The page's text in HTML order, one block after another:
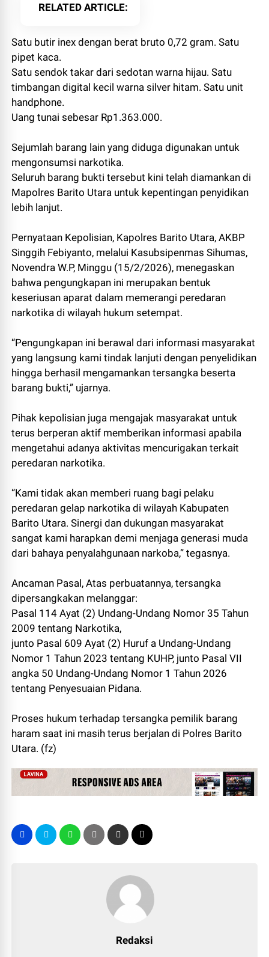
RELATED ARTICLE
Satu butir inex dengan berat bruto 0,72 gram. Satu
pipet kaca.
Satu sendok takar dari sedotan warna hijau. Satu
timbangan digital kecil warna silver hitam. Satu unit
handphone.
Uang tunai sebesar Rp1.363.000.
Sejumlah barang lain yang diduga digunakan untuk
mengonsumsi narkotika.
Seluruh barang bukti tersebut kini telah diamankan di
Mapolres Barito Utara untuk kepentingan penyidikan
lebih lanjut.
Pernyataan Kepolisian, Kapolres Barito Utara, AKBP
Singgih Febiyanto, melalui Kasubsipenmas Sihumas,
Novendra W.P, Minggu (15/2/2026), menegaskan
bahwa pengungkapan ini merupakan bentuk
keseriusan aparat dalam memerangi peredaran
narkotika di wilayah hukum setempat.
“Pengungkapan ini berawal dari informasi masyarakat
yang langsung kami tindak lanjuti dengan penyelidikan
hingga berhasil mengamankan tersangka beserta
barang bukti,” ujarnya.
Pihak kepolisian juga mengajak masyarakat untuk
terus berperan aktif memberikan informasi apabila
mengetahui adanya aktivitas mencurigakan terkait
peredaran narkotika.
“Kami tidak akan memberi ruang bagi pelaku
peredaran gelap narkotika di wilayah Kabupaten
Barito Utara. Sinergi dan dukungan masyarakat
sangat kami harapkan demi menjaga generasi muda
dari bahaya penyalahgunaan narkoba,” tegasnya.
Ancaman Pasal, Atas perbuatannya, tersangka
dipersangkakan melanggar:
Pasal 114 Ayat (2) Undang-Undang Nomor 35 Tahun
2009 tentang Narkotika,
junto Pasal 609 Ayat (2) Huruf a Undang-Undang
Nomor 1 Tahun 2023 tentang KUHP, junto Pasal VII
angka 50 Undang-Undang Nomor 1 Tahun 2026
tentang Penyesuaian Pidana.
Proses hukum terhadap tersangka pemilik barang
haram saat ini masih terus berjalan di Polres Barito
Utara. (fz)
Redaksi